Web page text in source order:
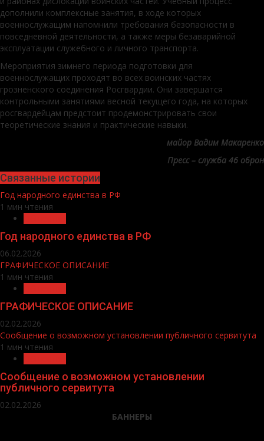
дополнили комплексные занятия, в ходе которых
военнослужащим напомнили требования безопасности в
повседневной деятельности, а также меры безаварийной
эксплуатации служебного и личного транспорта.
Мероприятия зимнего периода подготовки для
военнослужащих проходят во всех воинских частях
грозненского соединения Росгвардии. Они завершатся
контрольными занятиями весной текущего года, на которых
росгвардейцам предстоит продемонстрировать свои
теоретические знания и практические навыки.
майор Вадим Макаренко
Пресс – служба 46 оброн
Связанные истории
Год народного единства в РФ
1 мин чтения
Год народного единства в РФ
06.02.2026
ГРАФИЧЕСКОЕ ОПИСАНИЕ
1 мин чтения
ГРАФИЧЕСКОЕ ОПИСАНИЕ
02.02.2026
Сообщение о возможном установлении публичного сервитута
1 мин чтения
Сообщение о возможном установлении
публичного сервитута
02.02.2026
БАННЕРЫ